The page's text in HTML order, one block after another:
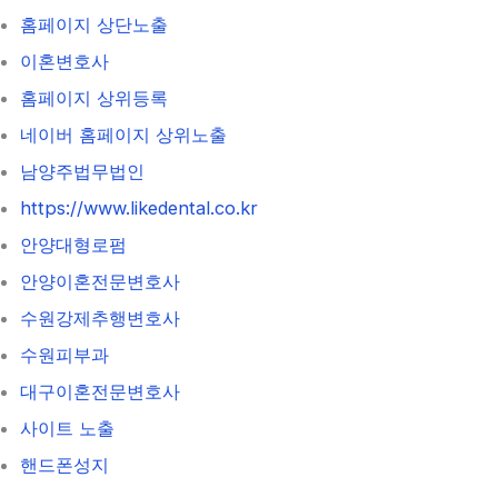
홈페이지 상단노출
이혼변호사
홈페이지 상위등록
네이버 홈페이지 상위노출
남양주법무법인
https://www.likedental.co.kr
안양대형로펌
안양이혼전문변호사
수원강제추행변호사
수원피부과
대구이혼전문변호사
사이트 노출
핸드폰성지